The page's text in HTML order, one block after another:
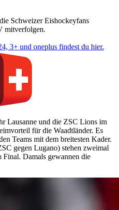
Schweizer Eishockeyfans
mitverfolgen.
3+ und oneplus findest du hier.
Lausanne und die ZSC Lions im
für die Waadtländer. Es
Teams mit dem breitesten Kader.
gegen Lugano) stehen zweimal
Final. Damals gewannen die